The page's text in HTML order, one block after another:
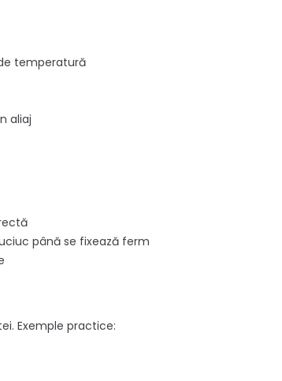
temperatură
aliaj
până se fixează ferm
Exemple practice: